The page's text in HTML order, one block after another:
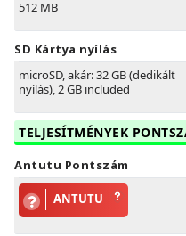
512 MB
SD Kártya nyílás
microSD, akár: 32 GB (dedikált
nyílás), 2 GB included
TELJESÍTMÉNYEK
Antutu Pontszám
ANTUTU